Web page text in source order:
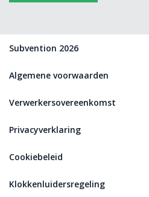
Subvention 2026
Algemene voorwaarden
Verwerkersovereenkomst
Privacyverklaring
Cookiebeleid
Klokkenluidersregeling